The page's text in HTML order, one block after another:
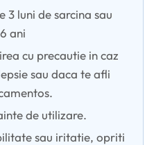
3 luni de sarcina sau
ani
cu precautie in caz
sau daca te afli
de utilizare.
sau iritatie, opriti